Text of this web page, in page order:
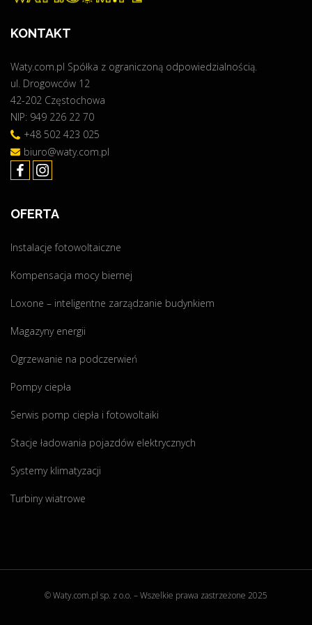
o
o
w
o
l
t
a
c
n
–
d
c
e
z
c
ą
ć
"
KONTAKT
Waty.com.pl Spółka z ograniczoną odpowiedzialnością.
ul. Drogowców 12
42-202 Częstochowa
NIP: 949 226 22 70
+48 502 423 025
biuro@waty.com.pl
OFERTA
Instalacje fotowoltaiczne
Kompensacja mocy biernej
Loxone – inteligentne zarządzanie budynkiem
Magazyny energii
Ogrzewanie na podczerwień
Pompy ciepła
Serwis pomp ciepła i fotowoltaiki
Stacje ładowania pojazdów elektrycznych
Systemy klimatyzacji
Turbiny wiatrowe
© Waty.com.pl sp. z o.o. – Wszelkie prawa zastrzeżone 2025